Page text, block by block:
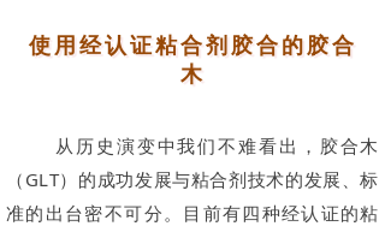
使用经认证粘合剂胶合的胶合
木
从历史演变中我们不难看出，胶合木
（GLT）的成功发展与粘合剂技术的发展、标
准的出台密不可分。目前有四种经认证的粘